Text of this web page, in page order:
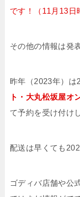
です！（11月13日
その他の情報は発
昨年（2023年）は
ト・大丸松坂屋オ
て予約を受け付け
配送は早くても
ゴディバ店舗や公